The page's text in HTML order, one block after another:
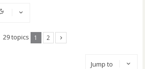
29 topics 1 2
Jump to